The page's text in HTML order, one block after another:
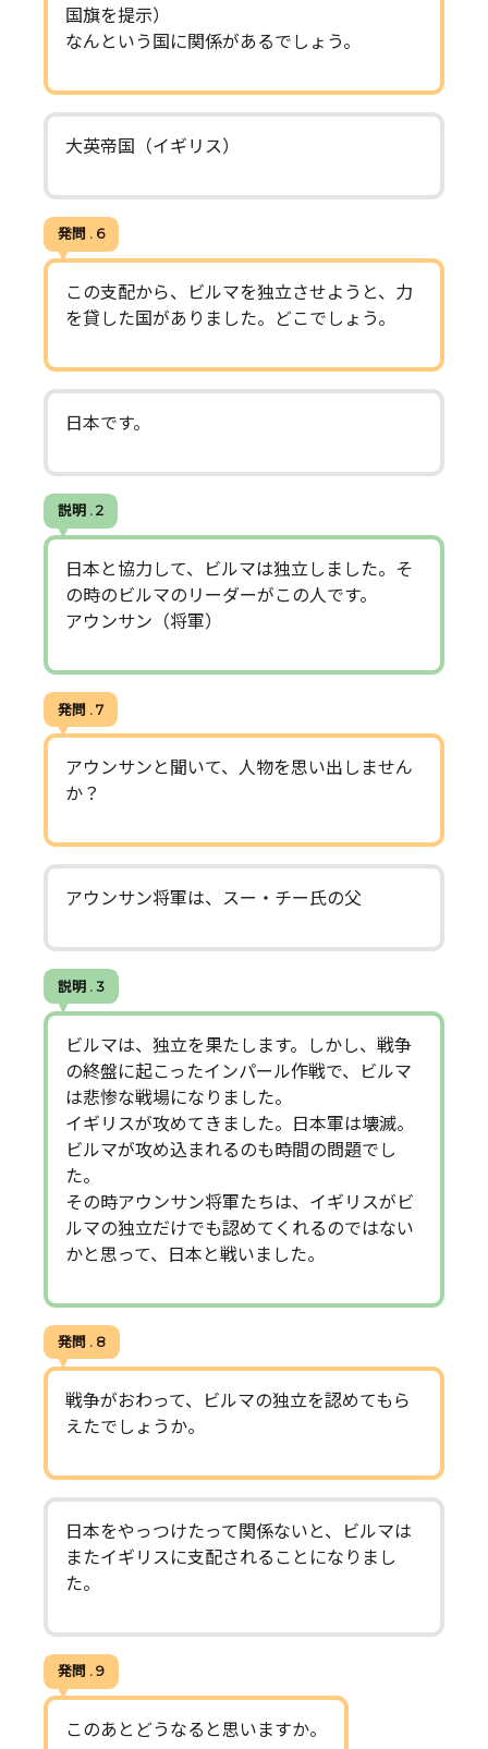
国旗を提示）
なんという国に関係があるでしょう。
大英帝国（イギリス）
発問 . 6
この支配から、ビルマを独立させようと、力
を貸した国がありました。どこでしょう。
日本です。
説明 . 2
日本と協力して、ビルマは独立しました。そ
の時のビルマのリーダーがこの人です。
アウンサン（将軍）
発問 . 7
アウンサンと聞いて、人物を思い出しません
か？
アウンサン将軍は、スー・チー氏の父
説明 . 3
ビルマは、独立を果たします。しかし、戦争
の終盤に起こったインパール作戦で、ビルマ
は悲惨な戦場になりました。
イギリスが攻めてきました。日本軍は壊滅。
ビルマが攻め込まれるのも時間の問題でし
た。
その時アウンサン将軍たちは、イギリスがビ
ルマの独立だけでも認めてくれるのではない
かと思って、日本と戦いました。
発問 . 8
戦争がおわって、ビルマの独立を認めてもら
えたでしょうか。
日本をやっつけたって関係ないと、ビルマは
またイギリスに支配されることになりまし
た。
発問 . 9
このあとどうなると思いますか。